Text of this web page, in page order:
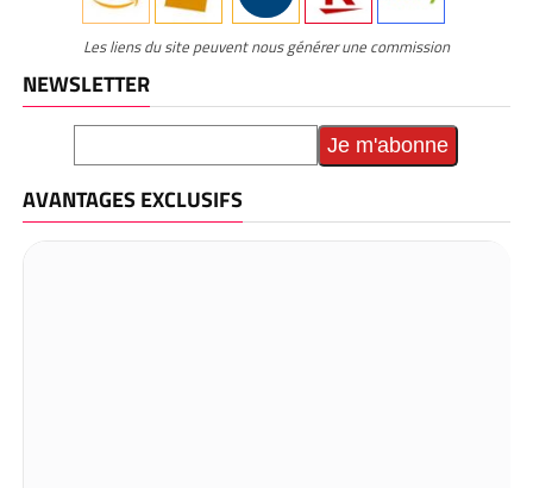
Les liens du site peuvent nous générer une commission
NEWSLETTER
AVANTAGES EXCLUSIFS